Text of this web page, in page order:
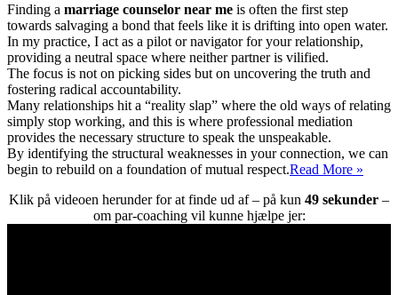
Finding a marriage counselor near me is often the first step
towards salvaging a bond that feels like it is drifting into open water.
In my practice, I act as a pilot or navigator for your relationship,
providing a neutral space where neither partner is vilified.
The focus is not on picking sides but on uncovering the truth and
fostering radical accountability.
Many relationships hit a “reality slap” where the old ways of relating
simply stop working, and this is where professional mediation
provides the necessary structure to speak the unspeakable.
By identifying the structural weaknesses in your connection, we can
begin to rebuild on a foundation of mutual respect.Read More »
Near
Klik på videoen herunder for at finde ud af – på kun 49 sekunder –
om par-coaching vil kunne hjælpe jer: